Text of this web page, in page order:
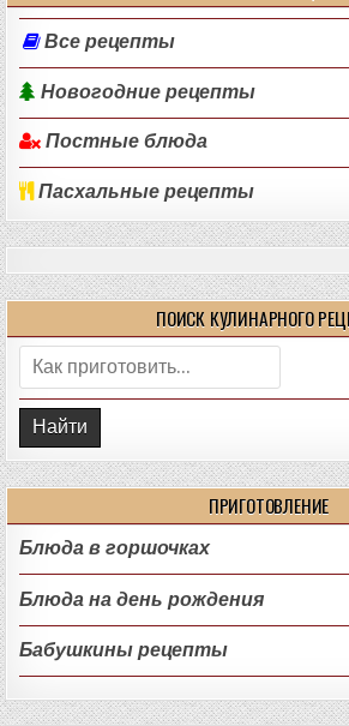
Все рецепты
Новогодние рецепты
Постные блюда
Пасхальные рецепты
ПОИСК КУЛИНАРНОГО
Поиск:
ПРИГОТОВЛЕНИЕ
Блюда в горшочках
Блюда на день рождения
Бабушкины рецепты